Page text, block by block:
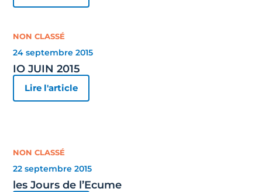
NON CLASSÉ
24 septembre 2015
IO JUIN 2015
Lire l'article
NON CLASSÉ
22 septembre 2015
les Jours de l’Ecume